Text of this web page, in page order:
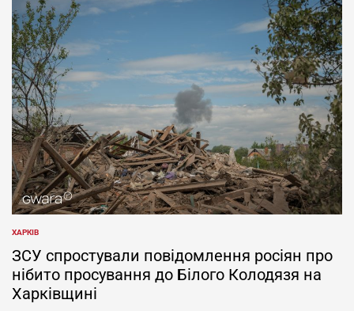
ОПУБЛІКУВАТИ
У
ХАРКІВ
ЗСУ спростували повідомлення росіян про
нібито просування до Білого Колодязя на
Харківщині